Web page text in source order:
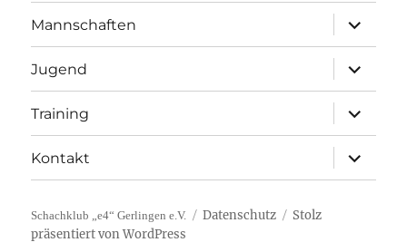
Mannschaften
öffnen
Jugend
öffnen
Training
öffnen
Kontakt
öffnen
Schachklub „e4“ Gerlingen e.V. Datenschutz
Stolz
präsentiert von WordPress